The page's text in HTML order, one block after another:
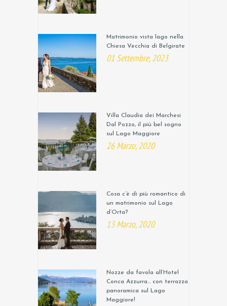
Matrimonio vista lago nella
Chiesa Vecchia di Belgirate
01 Settembre, 2023
Villa Claudia dei Marchesi
Dal Pozzo, il più bel sogno
sul Lago Maggiore
26 Marzo, 2020
Cosa c’è di più romantico di
un matrimonio sul Lago
d’Orta?
13 Marzo, 2020
Nozze da favola all’Hotel
Conca Azzurra… con terrazza
panoramica sul Lago
Maggiore!